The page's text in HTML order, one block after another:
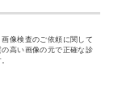
像検査のご依頼に関して
⾼い画像の元で正確な診